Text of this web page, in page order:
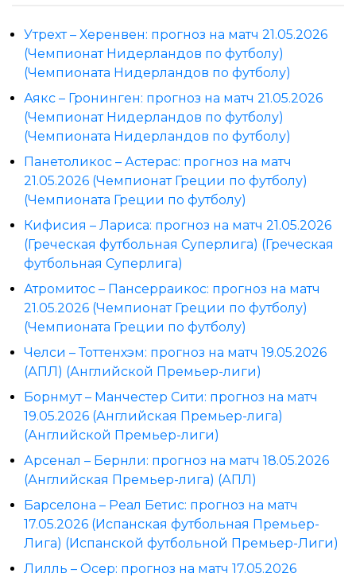
Утрехт – Херенвен: прогноз на матч 21.05.2026
(Чемпионат Нидерландов по футболу)
(Чемпионата Нидерландов по футболу)
Аякс – Гронинген: прогноз на матч 21.05.2026
(Чемпионат Нидерландов по футболу)
(Чемпионата Нидерландов по футболу)
Панетоликос – Астерас: прогноз на матч
21.05.2026 (Чемпионат Греции по футболу)
(Чемпионата Греции по футболу)
Кифисия – Лариса: прогноз на матч 21.05.2026
(Греческая футбольная Суперлига) (Греческая
футбольная Суперлига)
Атромитос – Пансерраикос: прогноз на матч
21.05.2026 (Чемпионат Греции по футболу)
(Чемпионата Греции по футболу)
Челси – Тоттенхэм: прогноз на матч 19.05.2026
(АПЛ) (Английской Премьер-лиги)
Борнмут – Манчестер Сити: прогноз на матч
19.05.2026 (Английская Премьер-лига)
(Английской Премьер-лиги)
Арсенал – Бернли: прогноз на матч 18.05.2026
(Английская Премьер-лига) (АПЛ)
Барселона – Реал Бетис: прогноз на матч
17.05.2026 (Испанская футбольная Премьер-
Лига) (Испанской футбольной Премьер-Лиги)
Лилль – Осер: прогноз на матч 17.05.2026